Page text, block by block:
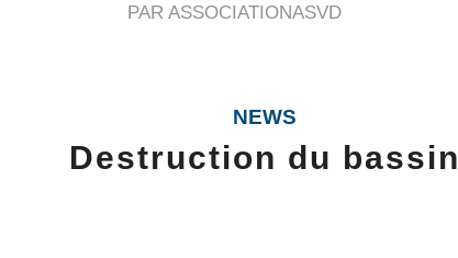
PARASSOCIATIONASVD
NEWS
Destruction du bassin